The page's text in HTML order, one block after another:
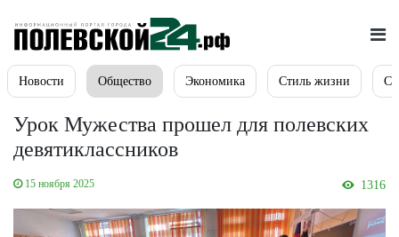
Новости Общество Экономика Стиль жизни
Урок Мужества прошел для полевских
девятиклассников
15 ноября 2025 1316